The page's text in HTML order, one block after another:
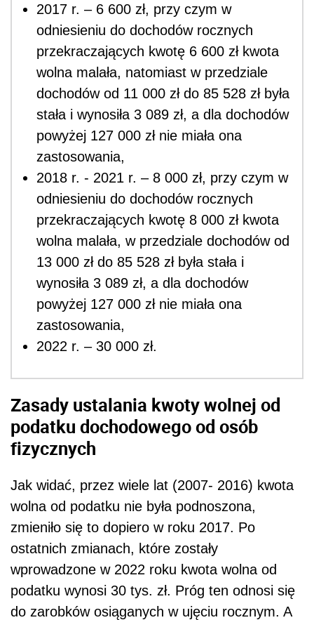
2017 r. – 6 600 zł, przy czym w
odniesieniu do dochodów rocznych
przekraczających kwotę 6 600 zł kwota
wolna malała, natomiast w przedziale
dochodów od 11 000 zł do 85 528 zł była
stała i wynosiła 3 089 zł, a dla dochodów
powyżej 127 000 zł nie miała ona
zastosowania,
2018 r. - 2021 r. – 8 000 zł, przy czym w
odniesieniu do dochodów rocznych
przekraczających kwotę 8 000 zł kwota
wolna malała, w przedziale dochodów od
13 000 zł do 85 528 zł była stała i
wynosiła 3 089 zł, a dla dochodów
powyżej 127 000 zł nie miała ona
zastosowania,
2022 r. – 30 000 zł.
Zasady ustalania kwoty wolnej od
podatku dochodowego od osób
fizycznych
Jak widać, przez wiele lat (2007- 2016) kwota
wolna od podatku nie była podnoszona,
zmieniło się to dopiero w roku 2017. Po
ostatnich zmianach, które zostały
wprowadzone w 2022 roku kwota wolna od
podatku wynosi 30 tys. zł. Próg ten odnosi się
do zarobków osiąganych w ujęciu rocznym. A